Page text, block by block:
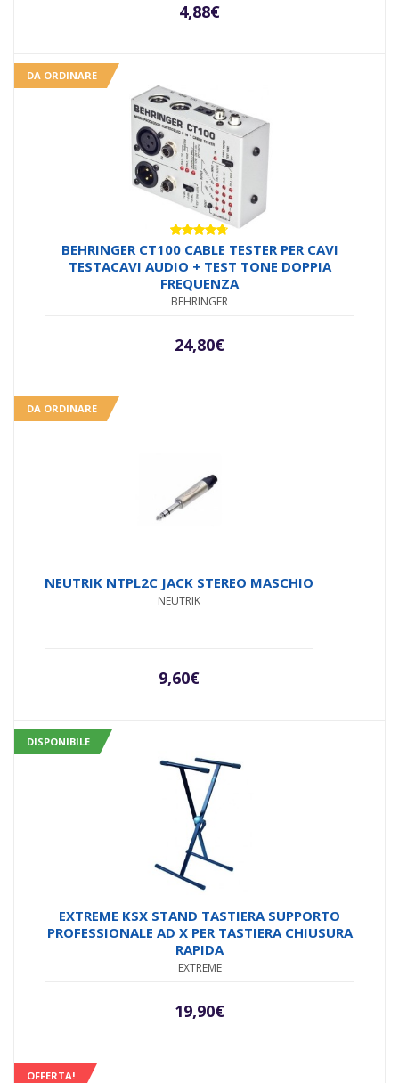
4,88€
DA ORDINARE
Valutato
4.67su 5
BEHRINGER CT100 CABLE TESTER PER CAVI
TESTACAVI AUDIO + TEST TONE DOPPIA
FREQUENZA
BEHRINGER
24,80€
DA ORDINARE
NEUTRIK NTPL2C JACK STEREO MASCHIO
NEUTRIK
9,60€
DISPONIBILE
EXTREME KSX STAND TASTIERA SUPPORTO
PROFESSIONALE AD X PER TASTIERA CHIUSURA
RAPIDA
EXTREME
19,90€
OFFERTA!